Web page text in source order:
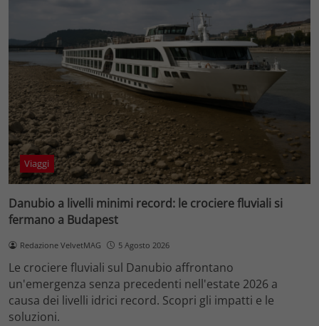
Viaggi
Danubio a livelli minimi record: le crociere fluviali si
fermano a Budapest
Redazione VelvetMAG 5 Agosto 2026
Le crociere fluviali sul Danubio affrontano
un'emergenza senza precedenti nell'estate 2026 a
causa dei livelli idrici record. Scopri gli impatti e le
soluzioni.